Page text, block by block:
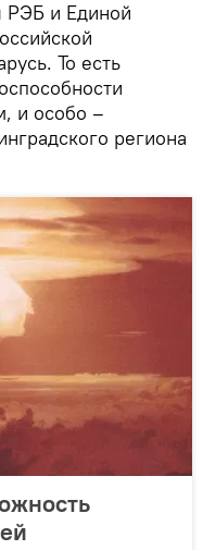
РЭБ и Единой
То есть
и особо –
региона